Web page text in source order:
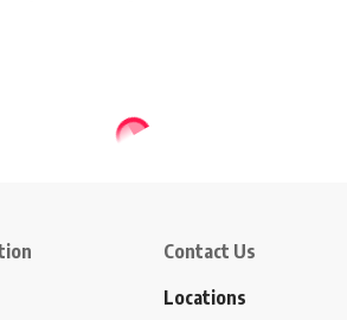
Contact Us
Locations